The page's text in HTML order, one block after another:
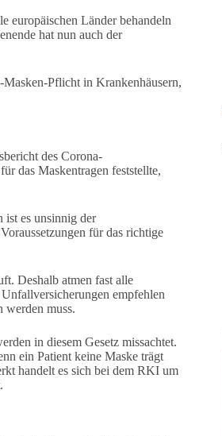
europäischen Länder behandeln
hat nun auch der
Pflicht in Krankenhäusern,
des Corona-
das Maskentragen feststellte,
ist es unsinnig der
für das richtige
Deshalb atmen fast alle
empfehlen
werden muss.
in diesem Gesetz missachtet.
ein Patient keine Maske trägt
handelt es sich bei dem RKI um